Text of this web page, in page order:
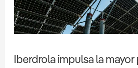
Iberdrola impulsa la
impulsa
la
planta